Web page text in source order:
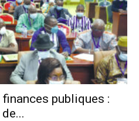
publiques :